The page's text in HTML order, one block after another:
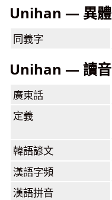
Unihan — 異體
同義字
Unihan — 讀音
廣東話
定義
韓語諺文
漢語字頻
漢語拼音